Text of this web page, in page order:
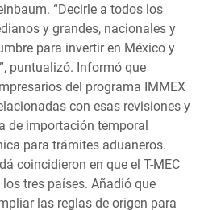
“Decirle a todos los
y grandes, nacionales y
para invertir en México y
puntualizó. Informó que
del programa IMMEX
con esas revisiones y
de importación temporal
para trámites aduaneros.
coincidieron en que el T-MEC
tres países. Añadió que
las reglas de origen para